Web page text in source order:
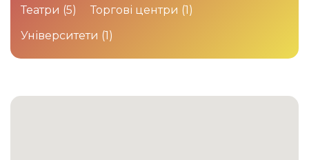
Театри (5) Торгові центри (1)
Університети (1)